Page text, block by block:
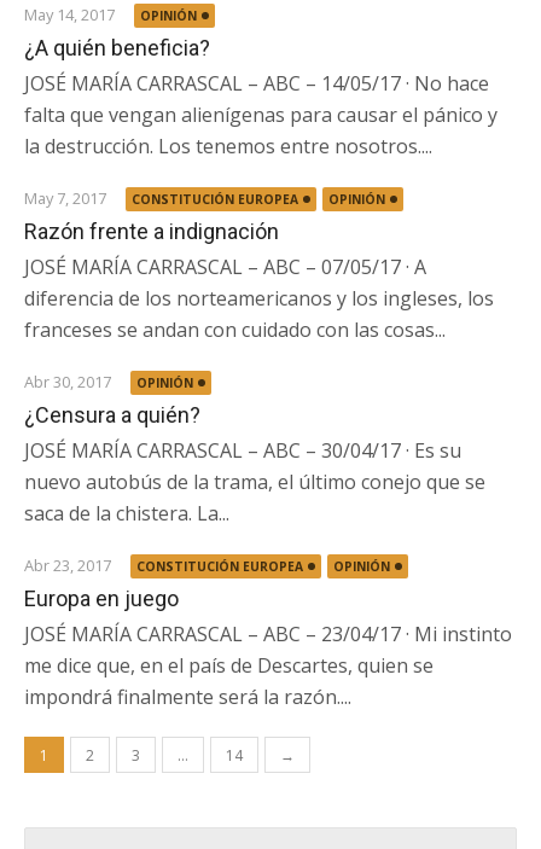
May 14, 2017 OPINIÓN
¿A quién beneficia?
JOSÉ MARÍA CARRASCAL – ABC – 14/05/17 · No hace
falta que vengan alienígenas para causar el pánico y
la destrucción. Los tenemos entre nosotros....
May 7, 2017 CONSTITUCIÓN EUROPEA OPINIÓN
Razón frente a indignación
JOSÉ MARÍA CARRASCAL – ABC – 07/05/17 · A
diferencia de los norteamericanos y los ingleses, los
franceses se andan con cuidado con las cosas...
Abr 30, 2017 OPINIÓN
¿Censura a quién?
JOSÉ MARÍA CARRASCAL – ABC – 30/04/17 · Es su
nuevo autobús de la trama, el último conejo que se
saca de la chistera. La...
Abr 23, 2017 CONSTITUCIÓN EUROPEA OPINIÓN
Europa en juego
JOSÉ MARÍA CARRASCAL – ABC – 23/04/17 · Mi instinto
me dice que, en el país de Descartes, quien se
impondrá finalmente será la razón....
Paginación
de
1 2 3 … 14 →